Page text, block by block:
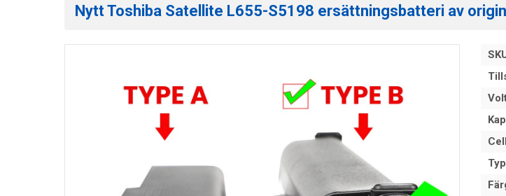
Nytt Toshiba Satellite L655-S5198 ersättningsbatteri av